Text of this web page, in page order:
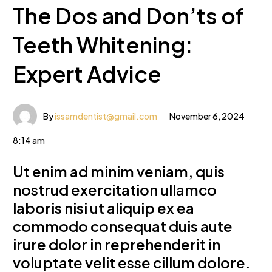
The Dos and Don’ts of
Teeth Whitening:
Expert Advice
Byissamdentist@gmail.com November 6, 2024
8:14 am
Ut enim ad minim veniam, quis
nostrud exercitation ullamco
laboris nisi ut aliquip ex ea
commodo consequat duis aute
irure dolor in reprehenderit in
voluptate velit esse cillum dolore.